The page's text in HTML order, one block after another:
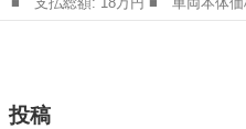
名： 日産 ■ 車種名： モコ ■
格ミラー 前後ドライブレコー
投稿